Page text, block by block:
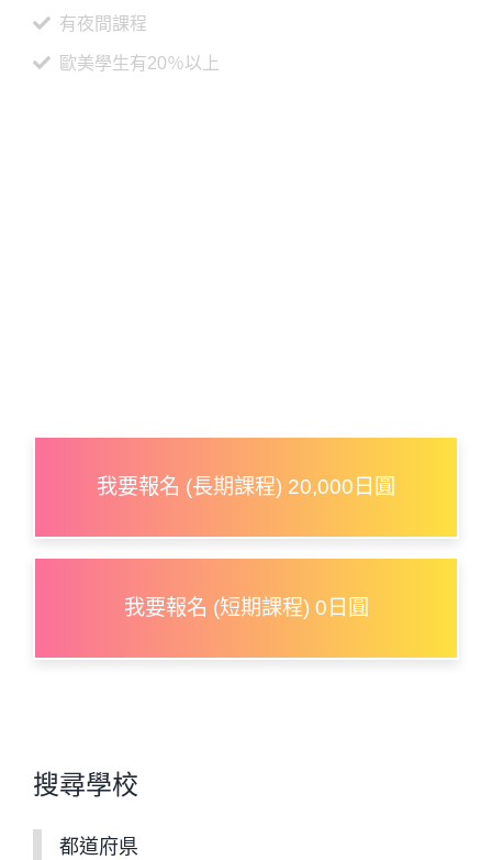
有夜間課程
歐美學生有20％以上
我要報名 (長期課程) 20,000日圓
我要報名 (短期課程) 0日圓
搜尋學校
都道府県